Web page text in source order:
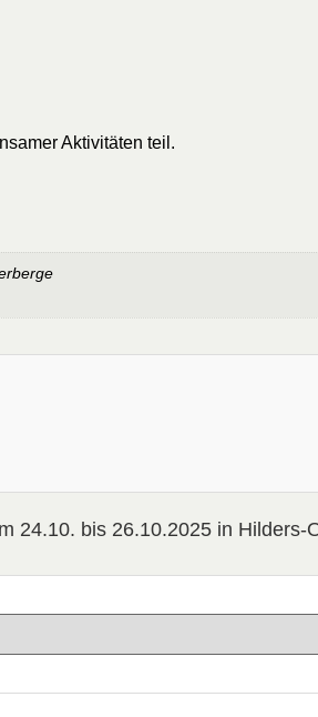
Aktivitäten teil.
24.10. bis 26.10.2025 in Hilders-